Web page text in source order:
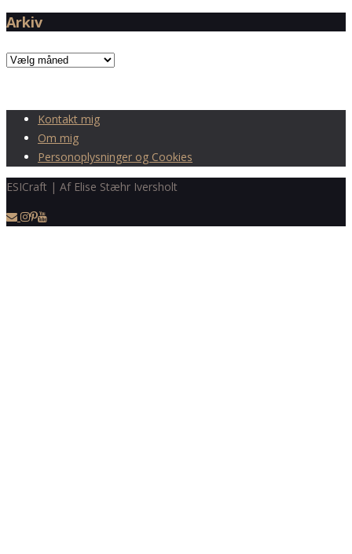
Arkiv
Arkiv
Kontakt mig
Om mig
Personoplysninger og Cookies
ESICraft | Af Elise Stæhr Iversholt